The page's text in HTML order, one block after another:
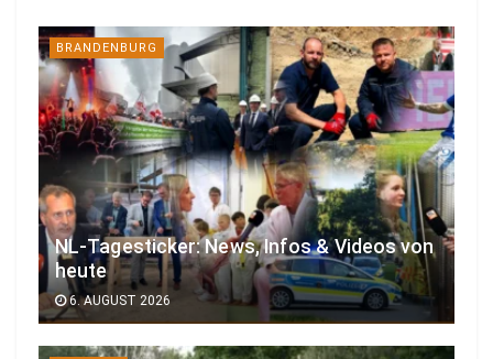
BRANDENBURG
NL-Tagesticker: News, Infos & Videos von
heute
6. AUGUST 2026